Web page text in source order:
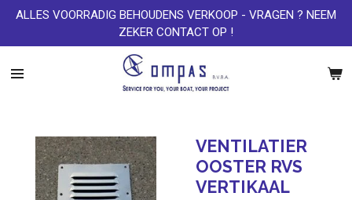
Ga
naar
de
ALLES VOORRADIG BEHOUDENS VERKOOP - VRAGEN ? NEEM
ZEKER CONTACT OP !
VENTILATIER
OOSTER RVS
VERTIKAAL